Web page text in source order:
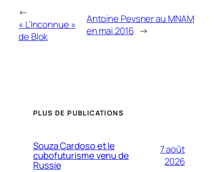
←
« L’Inconnue »
de Blok
Antoine Pevsner au MNAM
en mai 2016 →
PLUS DE PUBLICATIONS
Souza Cardoso et le
cubofuturisme venu de
Russie
7 août
2026